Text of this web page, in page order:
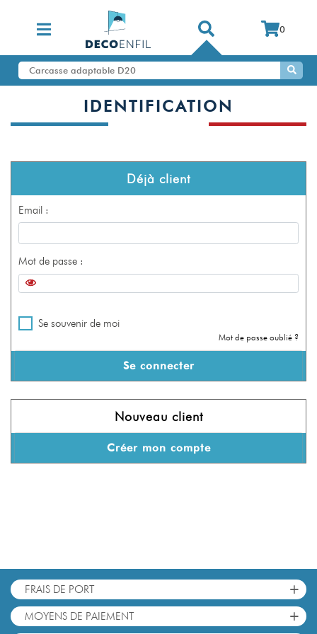
0
IDENTIFICATION
Déjà client
Email :
Mot de passe :
Se souvenir de moi
Mot de passe oublié ?
Se connecter
Nouveau client
Créer mon compte
FRAIS DE PORT +
MOYENS DE PAIEMENT +